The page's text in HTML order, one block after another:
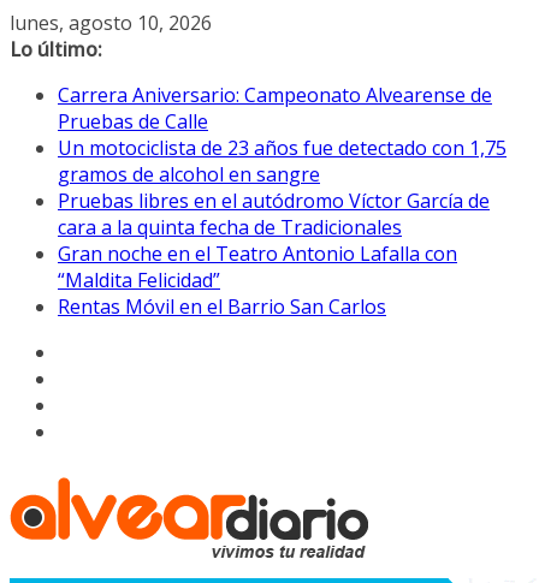
Saltar
al
lunes, agosto 10, 2026
Lo último:
Carrera Aniversario: Campeonato Alvearense de
Pruebas de Calle
Un motociclista de 23 años fue detectado con 1,75
gramos de alcohol en sangre
Pruebas libres en el autódromo Víctor García de
cara a la quinta fecha de Tradicionales
Gran noche en el Teatro Antonio Lafalla con
“Maldita Felicidad”
Rentas Móvil en el Barrio San Carlos